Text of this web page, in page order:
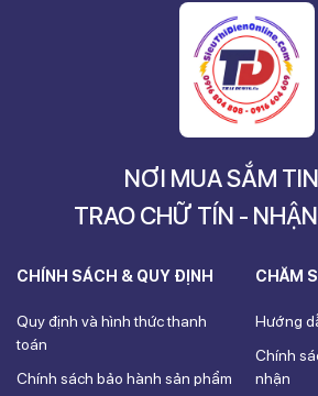
NƠI MUA SẮM
TRAO CHỮ TÍN -
CHÍNH SÁCH & QUY ĐỊNH
Quy định và hình thức thanh
toán
Chính sách bảo hành sản phẩm
CHĂM
Hướng
Chính
nhận